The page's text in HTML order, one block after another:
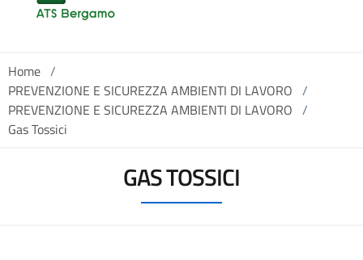
Home /
PREVENZIONE E SICUREZZA AMBIENTI DI LAVORO /
PREVENZIONE E SICUREZZA AMBIENTI DI LAVORO /
Gas Tossici
GAS TOSSICI